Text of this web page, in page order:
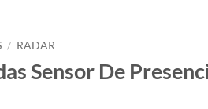
/ RADAR
Sensor De